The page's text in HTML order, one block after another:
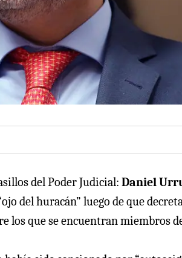
del Poder Judicial: Daniel
del huracán” luego de que
los que se encuentran miembros